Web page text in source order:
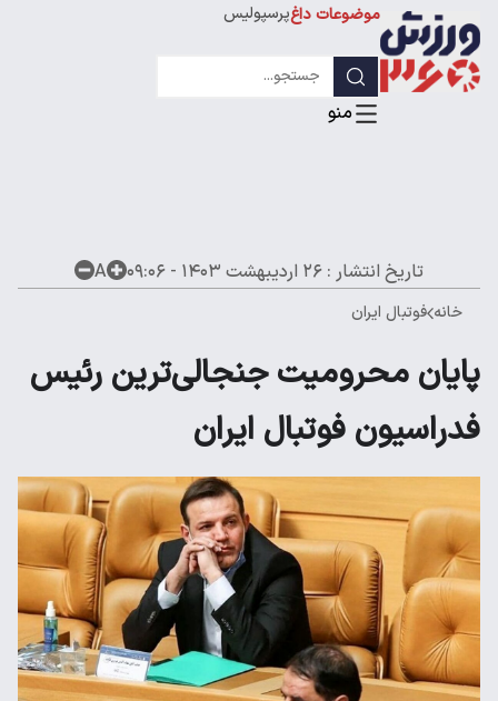
موضوعات داغپرسپولیس
لیگ قهرمانان
تاریخ انتشار : ۲۶ اردیبهشت ۱۴۰۳ - ۰۹:۰۶ A
خانه فوتبال ایران
پایان محرومیت جنجالی‌ترین رئیس
فدراسیون فوتبال ایران